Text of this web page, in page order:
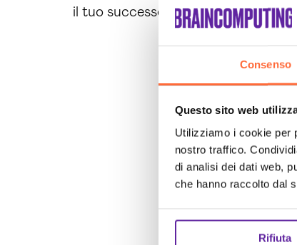
Consenso
Questo sito web
Utilizziamo i cookie per
nostro traffico.
di analisi dei dati web,
che hanno raccolto dal
Rifiuta
il tuo successo. Non aspettare